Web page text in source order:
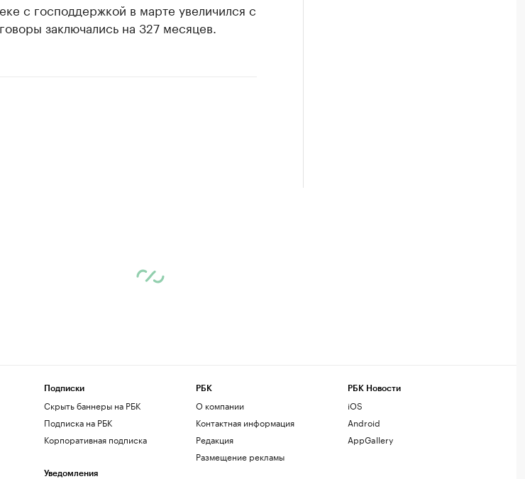
с господдержкой в марте увеличился с
заключались на 327 месяцев.
Подписки
Скрыть баннеры на РБК
Подписка на РБК
Корпоративная подписка
Уведомления
РБК
О компании
Контактная информация
Редакция
Размещение рекламы
РБК Новости
iOS
Android
AppGallery